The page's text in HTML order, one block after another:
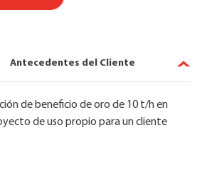
Antecedentes del Cliente
de beneficio de oro de 10 t/h en
de uso propio para un cliente